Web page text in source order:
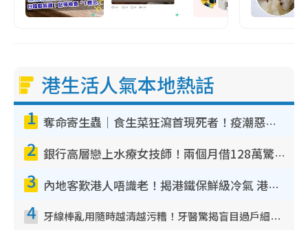
港生活人氣本地熱話
1 奪命寄生蟲｜食生菜狂瀉首現死者！疫潮惡化錄1.8萬宗病例 揭洗菜3大謬誤
2 銀行高層戀上水療女技師！兩個月借128萬驚覺「沉船」沉落火海 揭背後疑似邪教操控賣淫
3 內地客歎港人唔識老！揭港鐵保鮮級冷氣 港人求放過：咪投訴
4 牙線棒亂用隨時越清越污糟！牙醫驚揭盲目過戶細菌恐致蛀牙：呢種先係日常真保養